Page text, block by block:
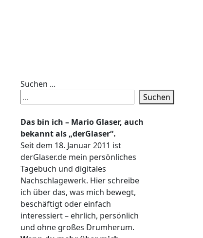
Suchen ...
Suchen
Das bin ich – Mario Glaser, auch
bekannt als „derGlaser“.
Seit dem 18. Januar 2011 ist
derGlaser.de mein persönliches
Tagebuch und digitales
Nachschlagewerk. Hier schreibe
ich über das, was mich bewegt,
beschäftigt oder einfach
interessiert – ehrlich, persönlich
und ohne großes Drumherum.